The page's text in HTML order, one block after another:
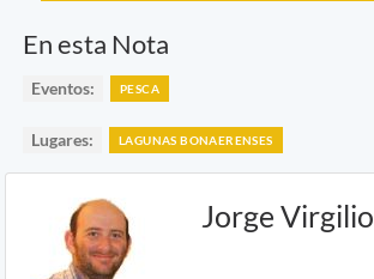
En esta Nota
Eventos: PESCA
Lugares: LAGUNAS BONAERENSES
Jorge Virgilio